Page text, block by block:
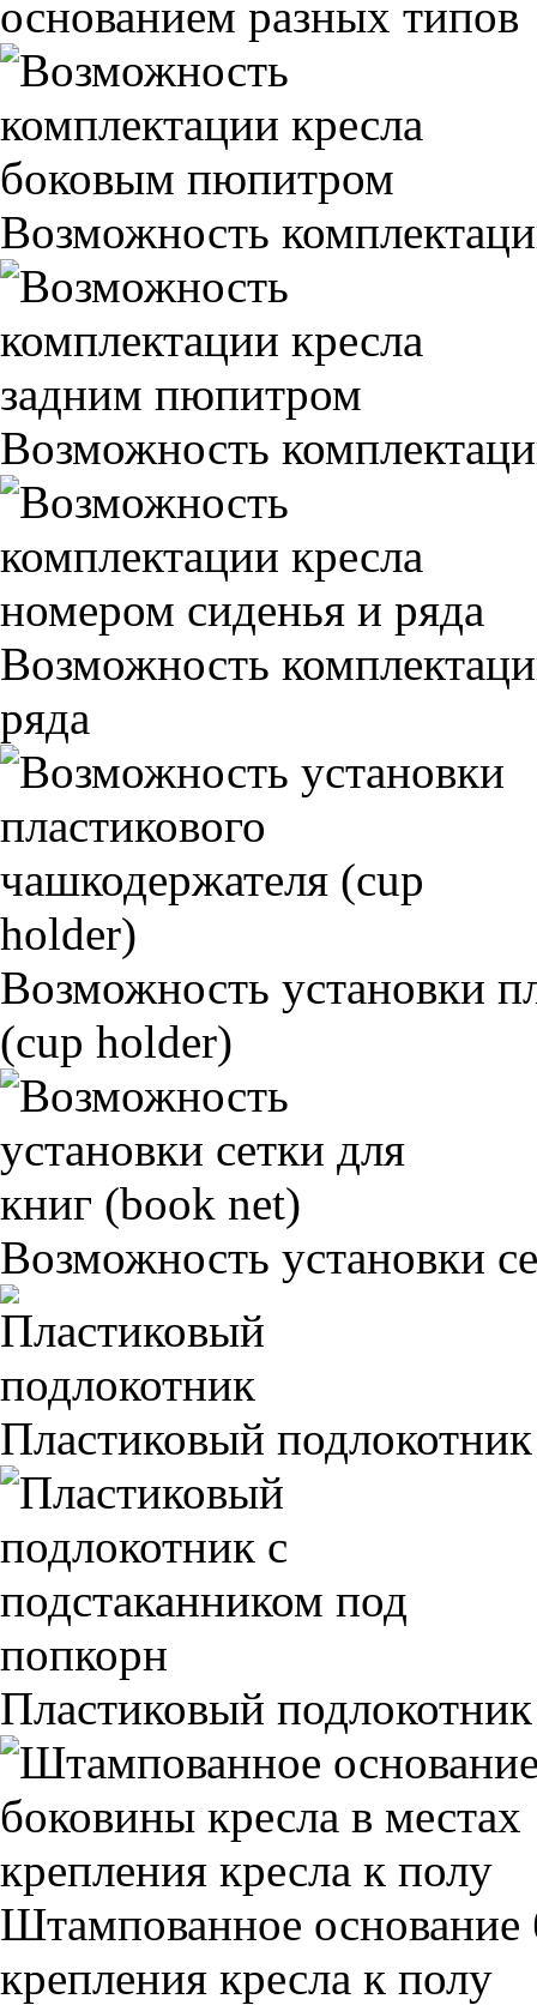
основанием разных типов
Возможность
Возможность
Возможность
ряда
Возможность установки
(cup holder)
Возможность установки
Пластиковый подлокотник
Пластиковый
Штампованное основание
крепления кресла к полу